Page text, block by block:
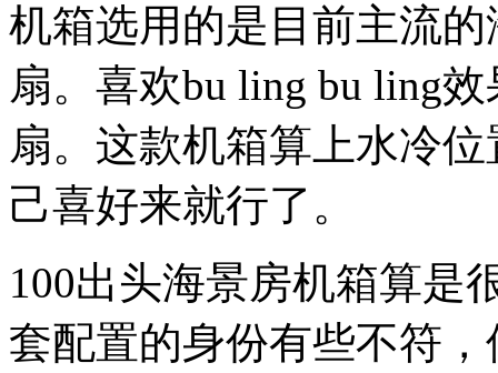
机箱选用的是目前主流
扇。喜欢bu ling bu ling
扇。这款机箱算上水冷
己喜好来就行了。
100出头海景房机箱算是
套配置的身份有些不符